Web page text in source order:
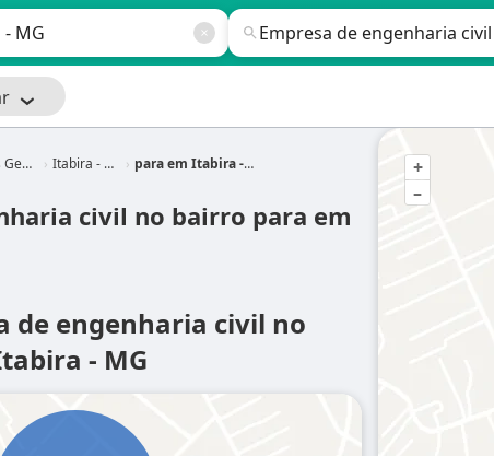
Itabira - MG para em Itabira - MG
civil no bairro para em
de engenharia civil no
- MG
+
–